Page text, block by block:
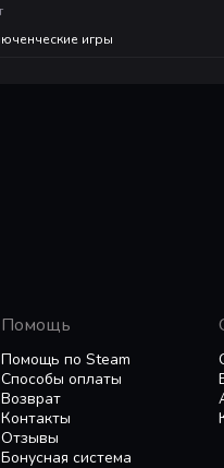
игры
Помощь
Помощь по Steam
Способы оплаты
Возврат
Контакты
Отзывы
Бонусная система